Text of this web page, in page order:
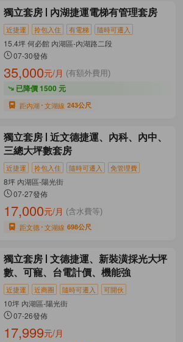
獨立套房 內湖捷運電梯有管理套房
近捷運 拎包入住 有電梯 隨時可遷入
15.4坪 何必館 內湖區-內湖路二段
07-30發佈
35,000元/月 (有額外費用)
已降價 1500 元
距內湖 文湖線 243公尺
獨立套房
近文德捷運、內科、內中、
三總大坪數套房
近捷運 拎包入住 隨時可遷入 免管理費
8坪 內湖區-陽光街
07-27發佈
17,000元/月 (含水費等)
距文德 文湖線 698公尺
獨立套房
文德捷運、新裝潢採光大坪
數、可寵、台電計價、機能強
近捷運 近商圈 隨時可遷入 可開伙
10坪 內湖區-陽光街
07-26發佈
17,999元/月